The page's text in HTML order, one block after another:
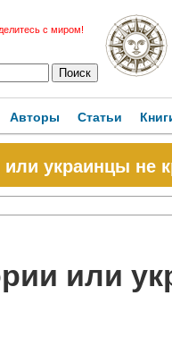
делитесь с миром!
Авторы Статьи
украинцы не
или